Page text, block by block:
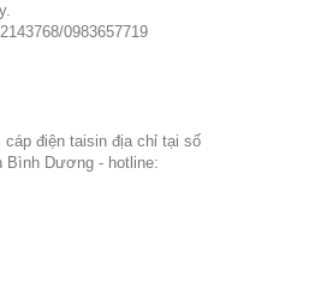
0983657719
điện taisin địa chỉ tại số
Bình Dương - hotline: